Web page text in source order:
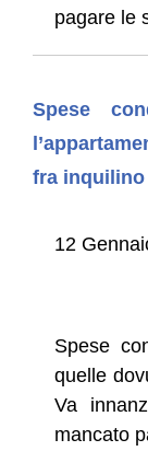
pagare le
Spese
fra
12
Spese
quelle
Va
mancato